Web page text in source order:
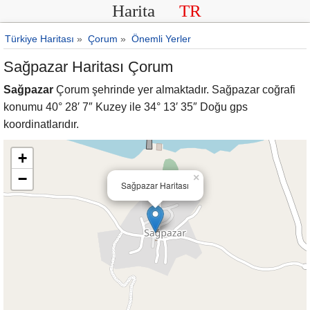
Harita TR
Türkiye Haritası » Çorum » Önemli Yerler
Sağpazar Haritası Çorum
Sağpazar Çorum şehrinde yer almaktadır. Sağpazar coğrafi
konumu 40° 28′ 7″ Kuzey ile 34° 13′ 35″ Doğu gps
koordinatlarıdır.
Sağpazar Haritası
×
+
−